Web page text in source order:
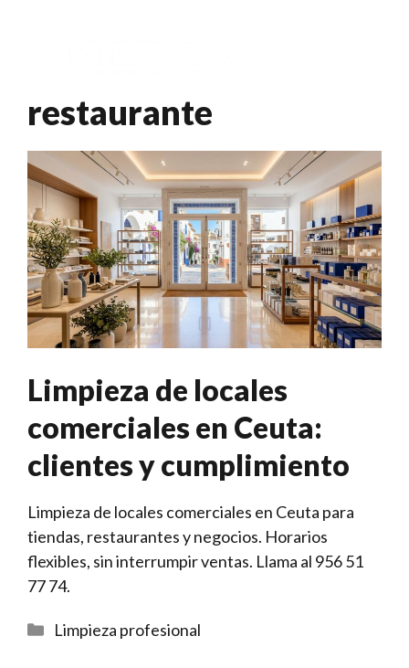
restaurante
Limpieza de locales
comerciales en Ceuta:
clientes y cumplimiento
Limpieza de locales comerciales en Ceuta para
tiendas, restaurantes y negocios. Horarios
flexibles, sin interrumpir ventas. Llama al 956 51
77 74.
Categorías
Limpieza profesional